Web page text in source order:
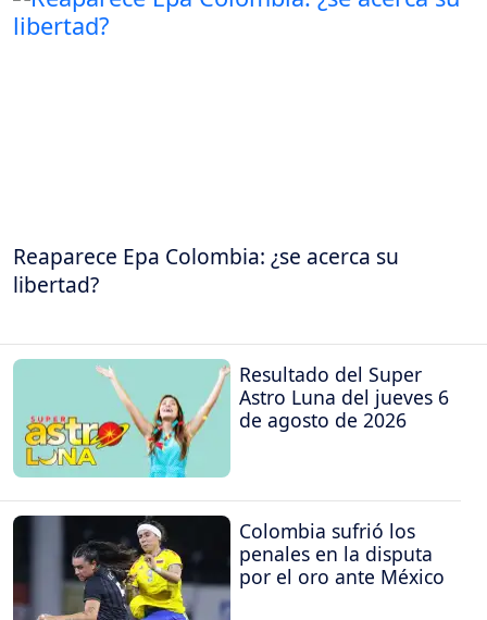
Reaparece Epa Colombia: ¿se acerca su
libertad?
Resultado del Super
Astro Luna del jueves 6
de agosto de 2026
Colombia sufrió los
penales en la disputa
por el oro ante México